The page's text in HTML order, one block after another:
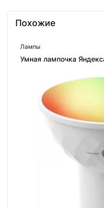
Похожие
Лампы
Умная лампочка